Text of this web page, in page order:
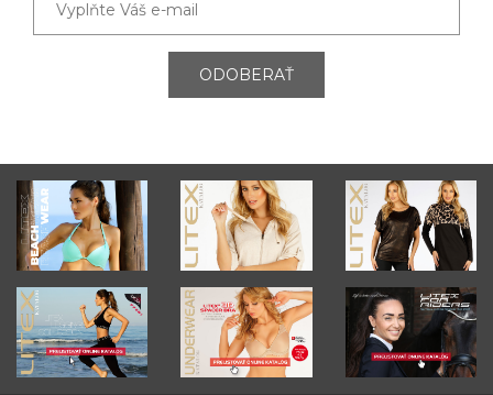
ODOBERAŤ